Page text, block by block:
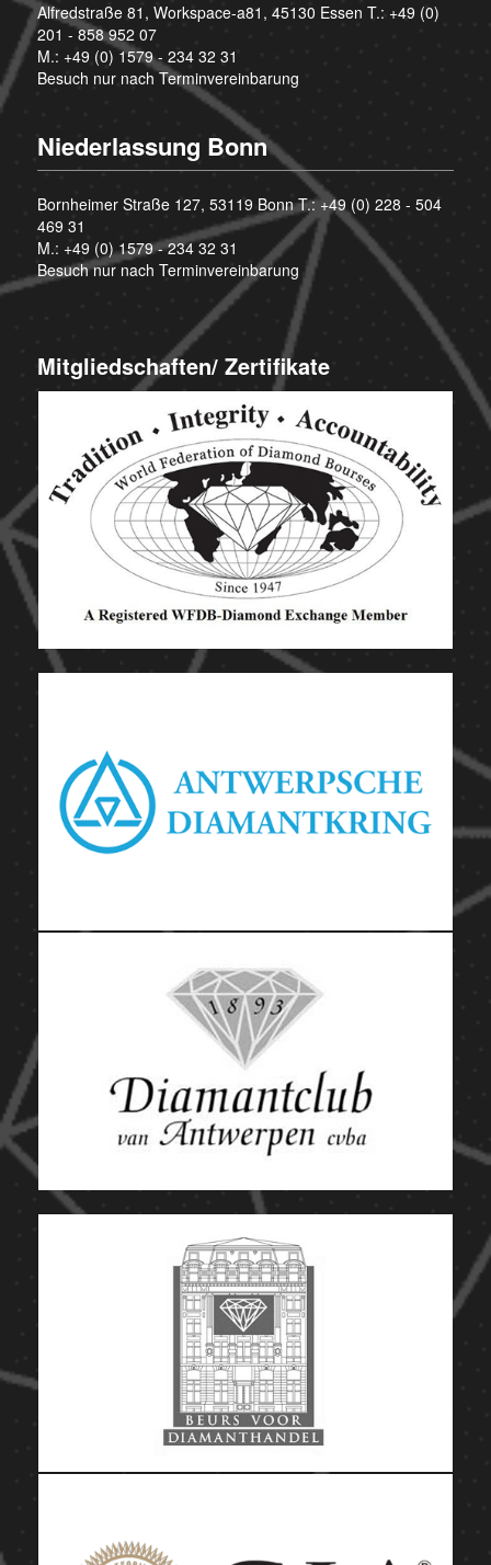
Alfredstraße 81, Workspace-a81, 45130 Essen T.: +49 (0)
201 - 858 952 07
M.: +49 (0) 1579 - 234 32 31
Besuch nur nach Terminvereinbarung
Niederlassung Bonn
Bornheimer Straße 127, 53119 Bonn T.:+49 (0) 228 - 504
469 31
M.: +49 (0) 1579 - 234 32 31
Besuch nur nach Terminvereinbarung
Mitgliedschaften/ Zertifikate